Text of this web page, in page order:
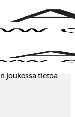
joukossa tietoa